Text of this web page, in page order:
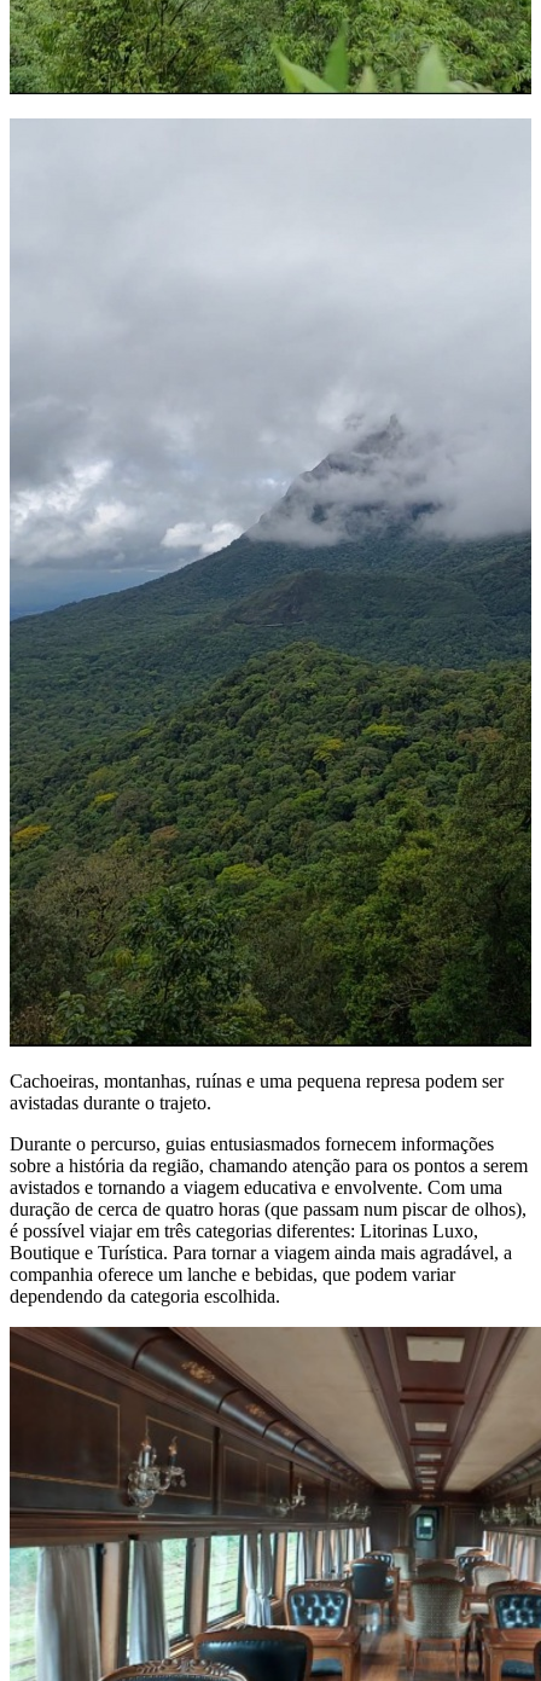
Cachoeiras, montanhas, ruínas e uma pequena represa podem ser
avistadas durante o trajeto.
Durante o percurso, guias entusiasmados fornecem informações
sobre a história da região, chamando atenção para os pontos a serem
avistados e tornando a viagem educativa e envolvente. Com uma
duração de cerca de quatro horas (que passam num piscar de olhos),
é possível viajar em três categorias diferentes: Litorinas Luxo,
Boutique e Turística. Para tornar a viagem ainda mais agradável, a
companhia oferece um lanche e bebidas, que podem variar
dependendo da categoria escolhida.